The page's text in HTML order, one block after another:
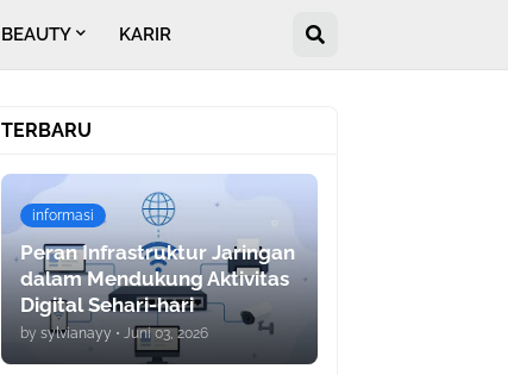
BEAUTY KARIR
TERBARU
informasi
Peran Infrastruktur Jaringan
dalam Mendukung Aktivitas
Digital Sehari-hari
by sylvianayy • Juni 03, 2026